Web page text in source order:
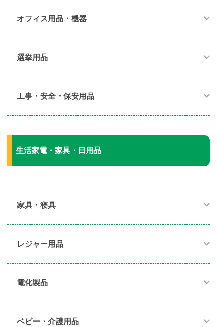
オフィス用品・機器​
選挙用品
工事・安全・保安用品
生活家電・家具・日用品
家具・寝具​
レジャー用品
電化製品​
ベビー・介護用品​